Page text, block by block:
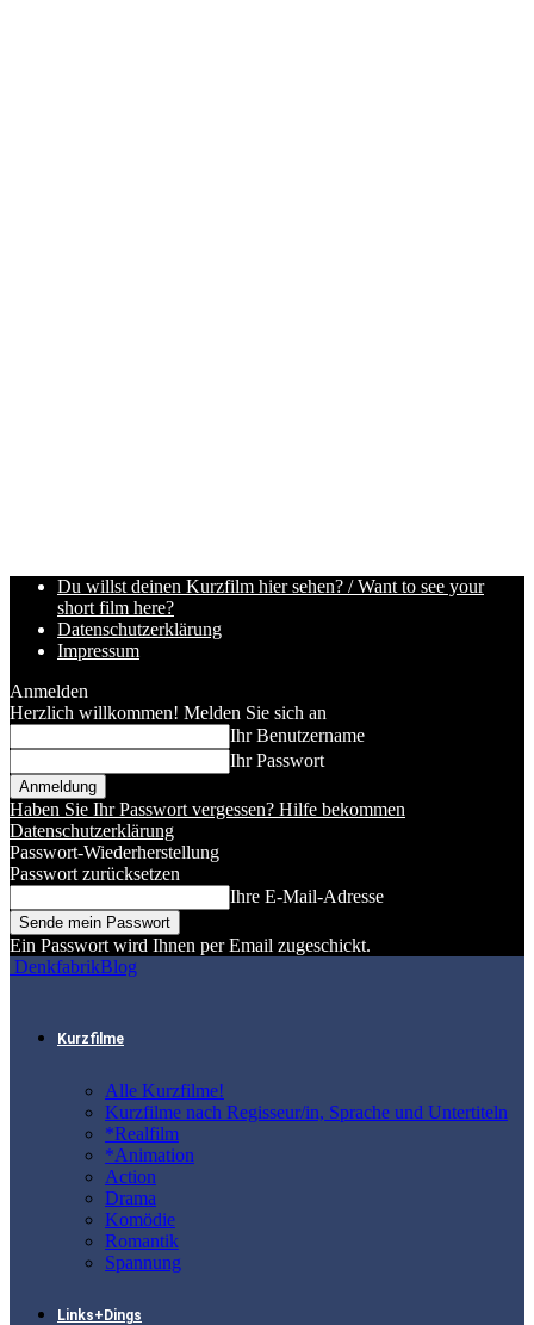
Du willst deinen Kurzfilm hier sehen? / Want to see your
short film here?
Datenschutzerklärung
Impressum
Anmelden
Herzlich willkommen! Melden Sie sich an
Ihr Benutzername
Ihr Passwort
Haben Sie Ihr Passwort vergessen? Hilfe bekommen
Datenschutzerklärung
Passwort-Wiederherstellung
Passwort zurücksetzen
Ihre E-Mail-Adresse
Ein Passwort wird Ihnen per Email zugeschickt.
DenkfabrikBlog
Kurzfilme
Alle Kurzfilme!
Kurzfilme nach Regisseur/in, Sprache und Untertiteln
*Realfilm
*Animation
Action
Drama
Komödie
Romantik
Spannung
Links+Dings